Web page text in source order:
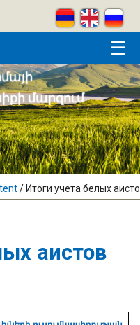
☰
մարզում
/ Итоги учета белых
аистов